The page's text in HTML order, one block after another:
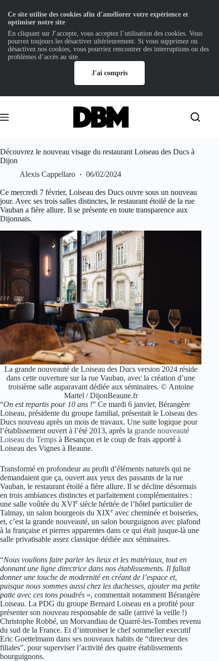
contenu
Découvrez le nouveau visage du restaurant Loiseau des Ducs à
Dijon
Alexis Cappellaro
06/02/2024
Ce mercredi 7 février, Loiseau des Ducs ouvre sous un nouveau
jour. Avec ses trois salles distinctes, le restaurant étoilé de la rue
Vauban a fière allure. Il se présente en toute transparence aux
Dijonnais.
La grande nouveauté de Loiseau des Ducs version 2024 réside
dans cette ouverture sur la rue Vauban, avec la création d’une
troisième salle auparavant dédiée aux séminaires. © Antoine
Martel / DijonBeaune.fr
“On est repartis pour 10 ans !” Ce mardi 6 janvier, Bérangère
Loiseau, présidente du groupe familial, présentait le Loiseau des
Ducs nouveau après un mois de travaux. Une suite logique pour
l’établissement ouvert à l’été 2013, après la grande nouveauté
Loiseau du Temps à Besançon et le coup de frais apporté à
Loiseau des Vignes à Beaune.
Transformé en profondeur au profit d’éléments naturels qui ne
demandaient que ça, ouvert aux yeux des passants de la rue
Vauban, le restaurant étoilé a fière allure. Il se décline désormais
en trois ambiances distinctes et parfaitement complémentaires :
une salle voûtée du XVIe siècle héritée de l’hôtel particulier de
Talmay, un salon bourgeois du XIXe avec cheminée et boiseries,
et, c’est la grande nouveauté, un salon bourguignon avec plafond
à la française et pierres apparentes dans ce qui était jusque-là une
salle privatisable assez classique dédiée aux séminaires.
“Nous voulions faire parler les lieux et les matériaux, tout en
donnant une ligne directrice dans nos établissements. Il fallait
donner une touche de modernité en créant de l’espace et,
puisque nous sommes aussi chez les duchesses, ajouter ma petite
patte avec ces tons poudrés », commentait notamment Bérangère
Loiseau. La PDG du groupe Bernard Loiseau en a profité pour
présenter son nouveau responsable de salle (arrivé la veille !)
Christophe Robbé, un Morvandiau de Quarré-les-Tombes revenu
du sud de la France. Et d’introniser le chef sommelier executif
Eric Goettelmann dans ses nouveaux habits de “directeur des
filiales”, pour superviser l’activité des quatre établissements
bourguignons.
Ce site utilise des cookies afin d'améliorer votre expérience et
optimiser notre site
En cliquant sur J’accepte, vous acceptez l’utilisation des cookies. Vous
pourrez toujours les désactiver ultérieurement. Si vous supprimez ou
désactivez nos cookies, vous pourriez rencontrer des interruptions ou des
problèmes d’accès au site.
J'ai compris